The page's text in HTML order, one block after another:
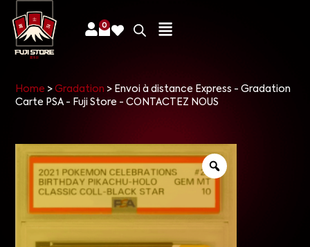
0
Home >Gradation > Envoi à distance Express - Gradation
Carte PSA - Fuji Store - CONTACTEZ NOUS